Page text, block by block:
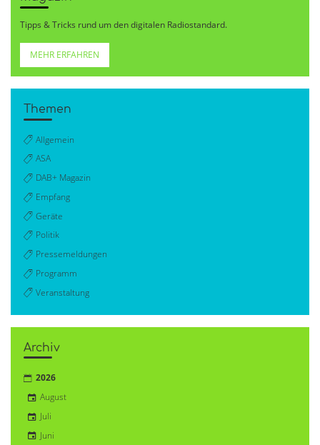
Tipps & Tricks rund um den digitalen Radiostandard.
MEHR ERFAHREN
Themen
Allgemein
ASA
DAB+ Magazin
Empfang
Geräte
Politik
Pressemeldungen
Programm
Veranstaltung
Archiv
2026
August
Juli
Juni